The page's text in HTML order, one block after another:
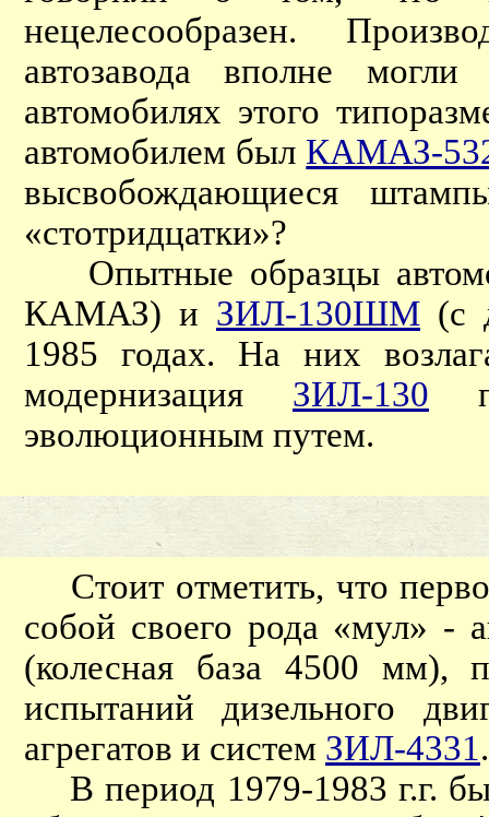
нецелесообразен.
автозавода вполне
автомобилях этого
автомобилем был КАМАЗ-
высвобождающиеся
«стотридцатки»?
Опытные образцы
КАМАЗ) и ЗИЛ-130ШМ (с
1985 годах. На них
модернизация ЗИЛ-130
эволюционным путем.
Стоит отметить, что
собой своего рода «мул» -
(колесная база 4500 мм),
испытаний дизельного
агрегатов и систем ЗИЛ-4331.
В период 1979-1983 г.г.